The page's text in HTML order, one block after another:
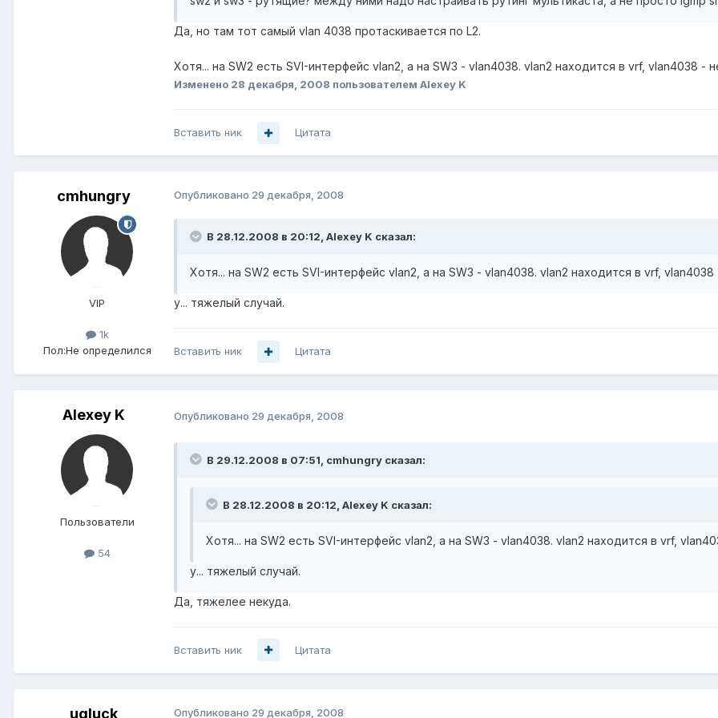
Да, но там тот самый vlan 4038 протаскивается по L2.
Хотя... на SW2 есть SVI-интерфейс vlan2, а на SW3 - vlan4038. vlan2 находится в vrf, vlan4038 -
Изменено 28 декабря, 2008 пользователем Alexey K
Вставить ник Цитата
cmhungry
VIP
1k
Пол:Не определился
Опубликовано 29 декабря, 2008
В 28.12.2008 в 20:12, Alexey K сказал:
Хотя... на SW2 есть SVI-интерфейс vlan2, а на SW3 - vlan4038. vlan2 находится в vrf, vlan4038
у... тяжелый случай.
Вставить ник Цитата
Alexey K
Пользователи
54
Опубликовано 29 декабря, 2008
В 29.12.2008 в 07:51, cmhungry сказал:
В 28.12.2008 в 20:12, Alexey K сказал:
Хотя... на SW2 есть SVI-интерфейс vlan2, а на SW3 - vlan4038. vlan2 находится в vrf,
у... тяжелый случай.
Да, тяжелее некуда.
Вставить ник Цитата
ugluck Опубликовано 29 декабря, 2008